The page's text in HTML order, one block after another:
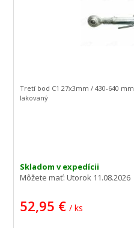
Skladom v expedícii
Môžete mať:Utorok 11.08.2026
52,95 € / ks
Tretí bod C1 27x3mm / 430-640 mm
lakovaný